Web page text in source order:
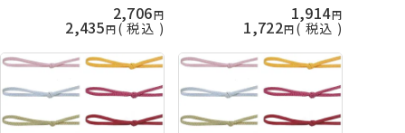
2,706
2,435 税込
1,914
1,722 税込